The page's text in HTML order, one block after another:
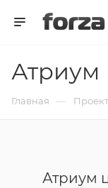
Атриум
Главная —
Атриум